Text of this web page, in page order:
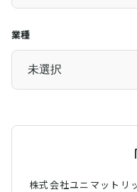
業種
株式会社ユニマットリ